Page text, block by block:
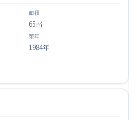
65㎡
1984年